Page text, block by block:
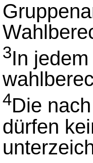
3In
4Die nach
dürfen